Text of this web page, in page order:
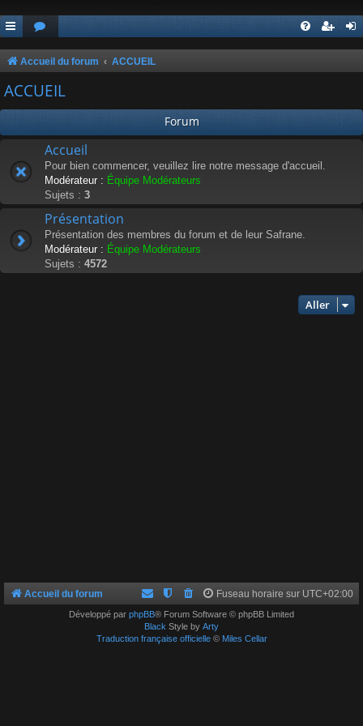
Accueil du forum ACCUEIL
ACCUEIL
Forum
Accueil
Pour bien commencer, veuillez lire notre message d'accueil.
Modérateur : Équipe Modérateurs
Sujets : 3
Présentation
Présentation des membres du forum et de leur Safrane.
Modérateur : Équipe Modérateurs
Sujets : 4572
Aller
Accueil du forum Fuseau horaire sur UTC+02:00
Développé par phpBB® Forum Software © phpBB Limited
Black Style by Arty
Traduction française officielle© Miles Cellar